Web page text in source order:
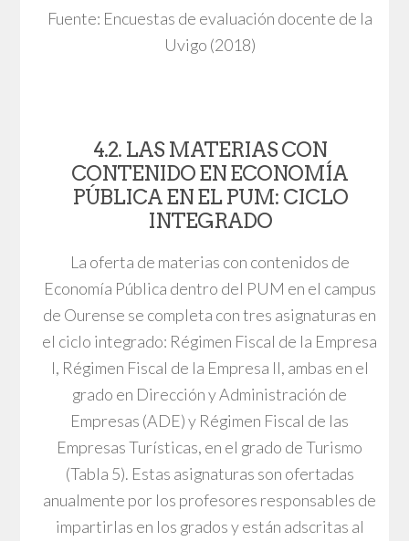
Fuente: Encuestas de evaluación docente de la
Uvigo (2018)
4.2. LAS MATERIAS CON
CONTENIDO EN ECONOMÍA
PÚBLICA EN EL PUM: CICLO
INTEGRADO
La oferta de materias con contenidos de
Economía Pública dentro del PUM en el campus
de Ourense se completa con tres asignaturas en
el ciclo integrado: Régimen Fiscal de la Empresa
I, Régimen Fiscal de la Empresa II, ambas en el
grado en Dirección y Administración de
Empresas (ADE) y Régimen Fiscal de las
Empresas Turísticas, en el grado de Turismo
(Tabla 5). Estas asignaturas son ofertadas
anualmente por los profesores responsables de
impartirlas en los grados y están adscritas al